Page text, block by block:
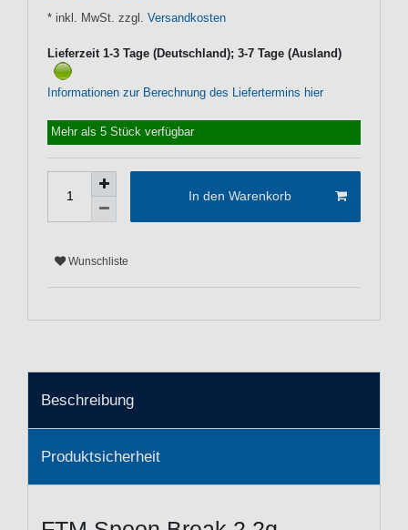
* inkl. MwSt. zzgl. Versandkosten
Lieferzeit 1-3 Tage (Deutschland); 3-7 Tage (Ausland)
Informationen zur Berechnung des Liefertermins hier
Mehr als 5 Stück verfügbar
In den Warenkorb
Wunschliste
Beschreibung
Produktsicherheit